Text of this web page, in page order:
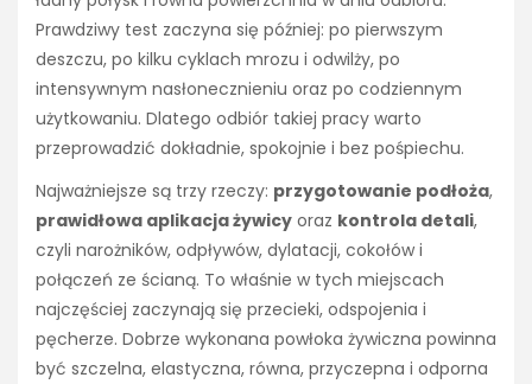
Prawdziwy test zaczyna się później: po pierwszym
deszczu, po kilku cyklach mrozu i odwilży, po
intensywnym nasłonecznieniu oraz po codziennym
użytkowaniu. Dlatego odbiór takiej pracy warto
przeprowadzić dokładnie, spokojnie i bez pośpiechu.
Najważniejsze są trzy rzeczy: przygotowanie podłoża,
prawidłowa aplikacja żywicy oraz kontrola detali,
czyli narożników, odpływów, dylatacji, cokołów i
połączeń ze ścianą. To właśnie w tych miejscach
najczęściej zaczynają się przecieki, odspojenia i
pęcherze. Dobrze wykonana powłoka żywiczna powinna
być szczelna, elastyczna, równa, przyczepna i odporna